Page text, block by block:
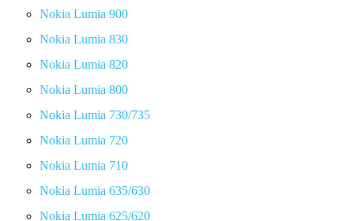
Nokia Lumia 900
Nokia Lumia 830
Nokia Lumia 820
Nokia Lumia 800
Nokia Lumia 730/735
Nokia Lumia 720
Nokia Lumia 710
Nokia Lumia 635/630
Nokia Lumia 625/620